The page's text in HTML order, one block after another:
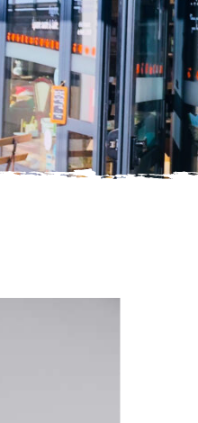
Boulangerie
Boissons
Cave à vins –
Céréales –
Conserves
Cosmétiques
Crèmerie –
Cosmétiques
Crèmerie – Charcutaille
Epices et condiments
Farines
Fruits et légumes
Gourmandises sucrées
Hygiène
Petit déjeuner